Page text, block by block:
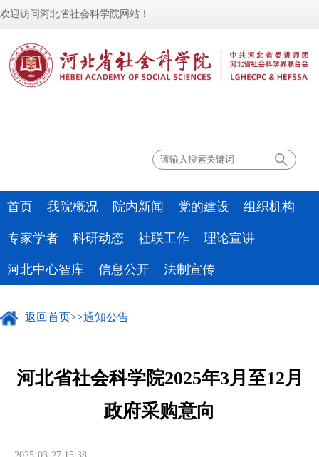
欢迎访问河北省社会科学院网站！
首页 我院概况 院内新闻 党的建设 组织机构
专家学者 科研动态 社联工作 理论宣讲
河北中心智库 信息公开 法制宣传
返回首页>>通知公告
河北省社会科学院2025年3月至12月
政府采购意向